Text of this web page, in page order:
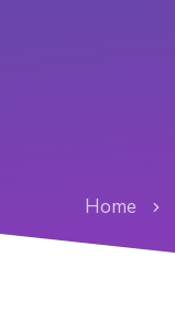
Home